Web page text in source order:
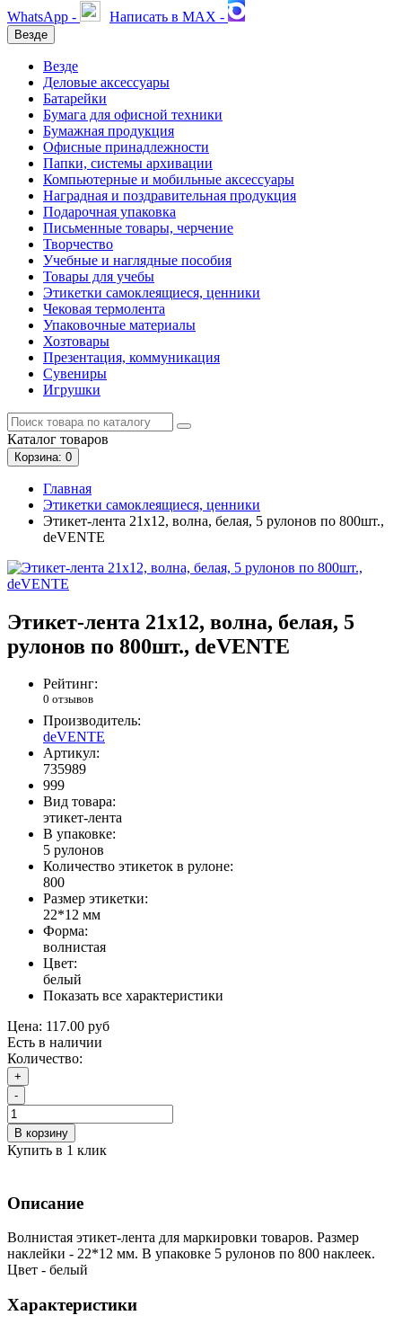
WhatsApp - Написать в MAX -
Везде
Везде
Деловые аксессуары
Батарейки
Бумага для офисной техники
Бумажная продукция
Офисные принадлежности
Папки, системы архивации
Компьютерные и мобильные аксессуары
Наградная и поздравительная продукция
Подарочная упаковка
Письменные товары, черчение
Творчество
Учебные и наглядные пособия
Товары для учебы
Этикетки самоклеящиеся, ценники
Чековая термолента
Упаковочные материалы
Хозтовары
Презентация, коммуникация
Сувениры
Игрушки
Каталог товаров
Корзина: 0
Главная
Этикетки самоклеящиеся, ценники
Этикет-лента 21х12, волна, белая, 5 рулонов по 800шт.,
deVENTE
Этикет-лента 21х12, волна, белая, 5
рулонов по 800шт., deVENTE
Рейтинг:
0 отзывов
Производитель:
deVENTE
Артикул:
735989
999
Вид товара:
этикет-лента
В упаковке:
5 рулонов
Количество этикеток в рулоне:
800
Размер этикетки:
22*12 мм
Форма:
волнистая
Цвет:
белый
Показать все характеристики
Цена: 117.00 руб
Есть в наличии
Количество:
+
-
В корзину
Купить в 1 клик
Описание
Волнистая этикет-лента для маркировки товаров. Размер
наклейки - 22*12 мм. В упаковке 5 рулонов по 800 наклеек.
Цвет - белый
Характеристики